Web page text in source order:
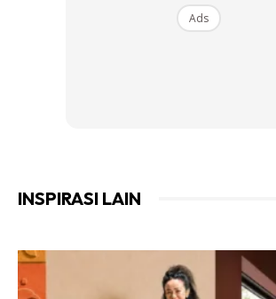
Ads
INSPIRASI LAIN